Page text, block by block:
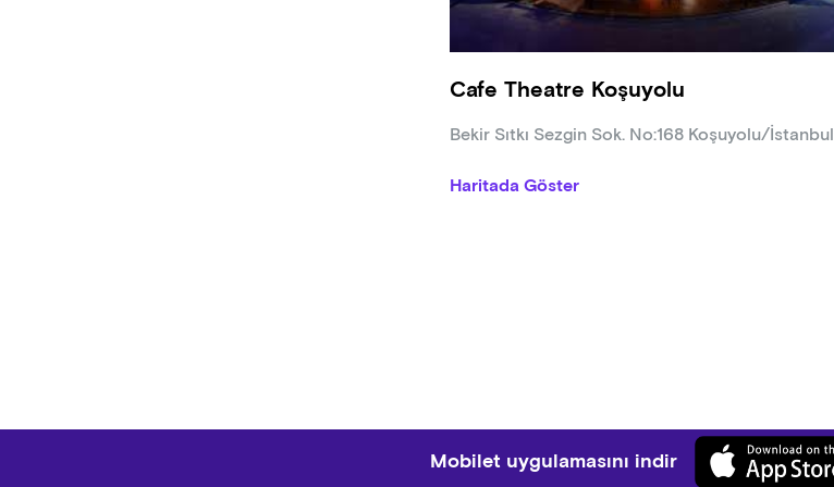
Cafe Theatre Koşuyolu
Bekir Sıtkı Sezgin Sok. No:168 Koşuyolu/İstanbul
Haritada Göster
Mobilet uygulamasını indir